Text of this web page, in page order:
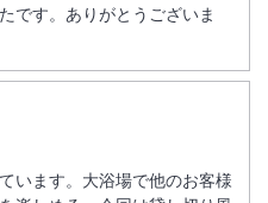
です。ありがとうございま
います。大浴場で他のお客様